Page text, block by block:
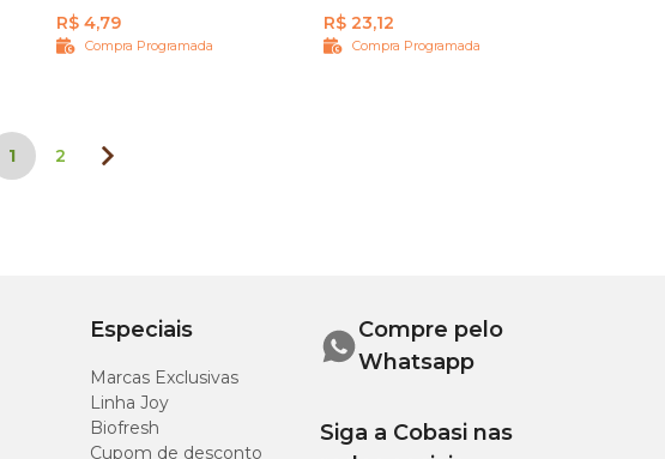
R$ 4,79
Compra Programada
R$ 23,12
Compra Programada
1 2
Especiais
Marcas Exclusivas
Linha Joy
Biofresh
Cupom de desconto
Compre pelo
Whatsapp
Siga a Cobasi nas